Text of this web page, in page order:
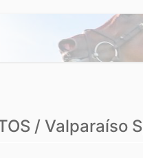
/ Valparaíso